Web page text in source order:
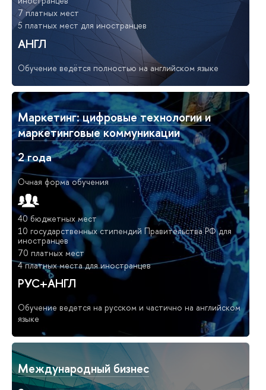
7 платных мест
5 платных мест для иностранцев
АНГЛ
Обучение ведётся полностью на английском языке
Маркетинг: цифровые технологии и
маркетинговые коммуникации
2 года
Очная форма обучения
40 бюджетных мест
10 государственных стипендий Правительства РФ для
иностранцев
70 платных мест
4 платных места для иностранцев
РУС+АНГЛ
Обучение ведется на русском и частично на английском
языке
Международный бизнес